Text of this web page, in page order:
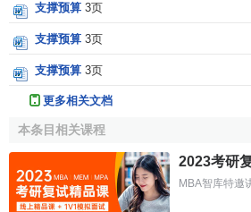
压力位
参考文献
牛波译.长线短炒：从股票的短
[M].中国三峡出版社.2001.09
支撑预算 3页
支撑预算 3页
支撑预算 3页
更多相关文档
本条目相关课程
2023考研
MBA智库特邀